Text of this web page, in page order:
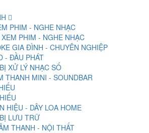
PHIM - NGHE NHẠC
XEM PHIM - NGHE NHẠC
GIA ĐÌNH - CHUYÊN NGHIỆP
- ĐẦU PHÁT
XỬ LÝ NHẠC SỐ
THANH MINI - SOUNDBAR
HIỆU - DÂY LOA HOME
LƯU TRỮ
THANH - NỘI THẤT